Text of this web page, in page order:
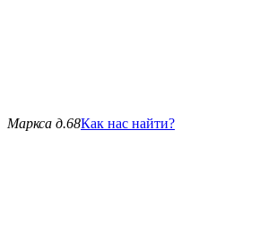
Маркса д.68Как нас найти?